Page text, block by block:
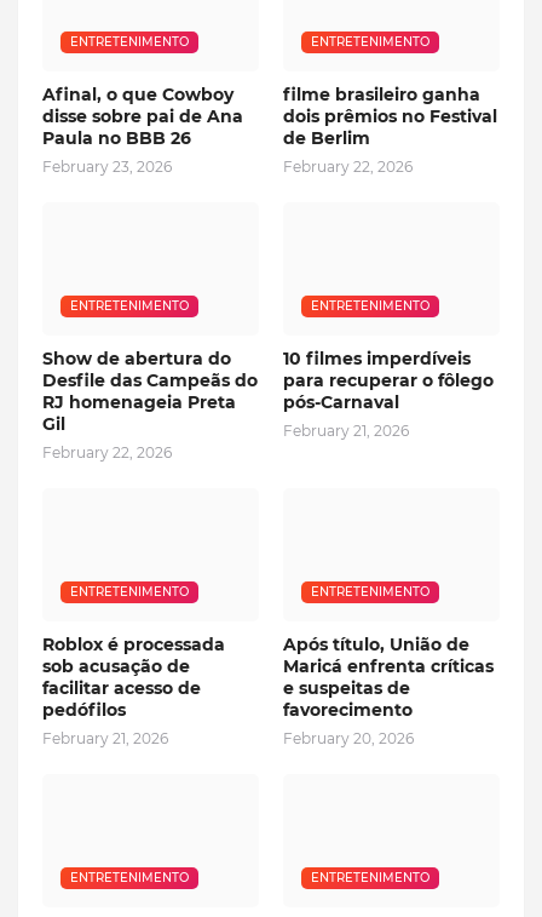
ENTRETENIMENTO
Afinal, o que Cowboy
disse sobre pai de Ana
Paula no BBB 26
February 23, 2026
ENTRETENIMENTO
filme brasileiro ganha
dois prêmios no Festival
de Berlim
February 22, 2026
ENTRETENIMENTO
Show de abertura do
Desfile das Campeãs do
RJ homenageia Preta
Gil
February 22, 2026
ENTRETENIMENTO
10 filmes imperdíveis
para recuperar o fôlego
pós-Carnaval
February 21, 2026
ENTRETENIMENTO
Roblox é processada
sob acusação de
facilitar acesso de
pedófilos
February 21, 2026
ENTRETENIMENTO
Após título, União de
Maricá enfrenta críticas
e suspeitas de
favorecimento
February 20, 2026
ENTRETENIMENTO ENTRETENIMENTO